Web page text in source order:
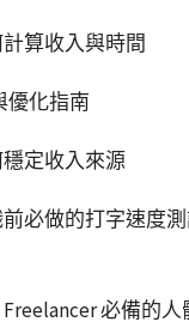
算收入與時間
優化指南
定收入來源
必做的打字速度
必備的人